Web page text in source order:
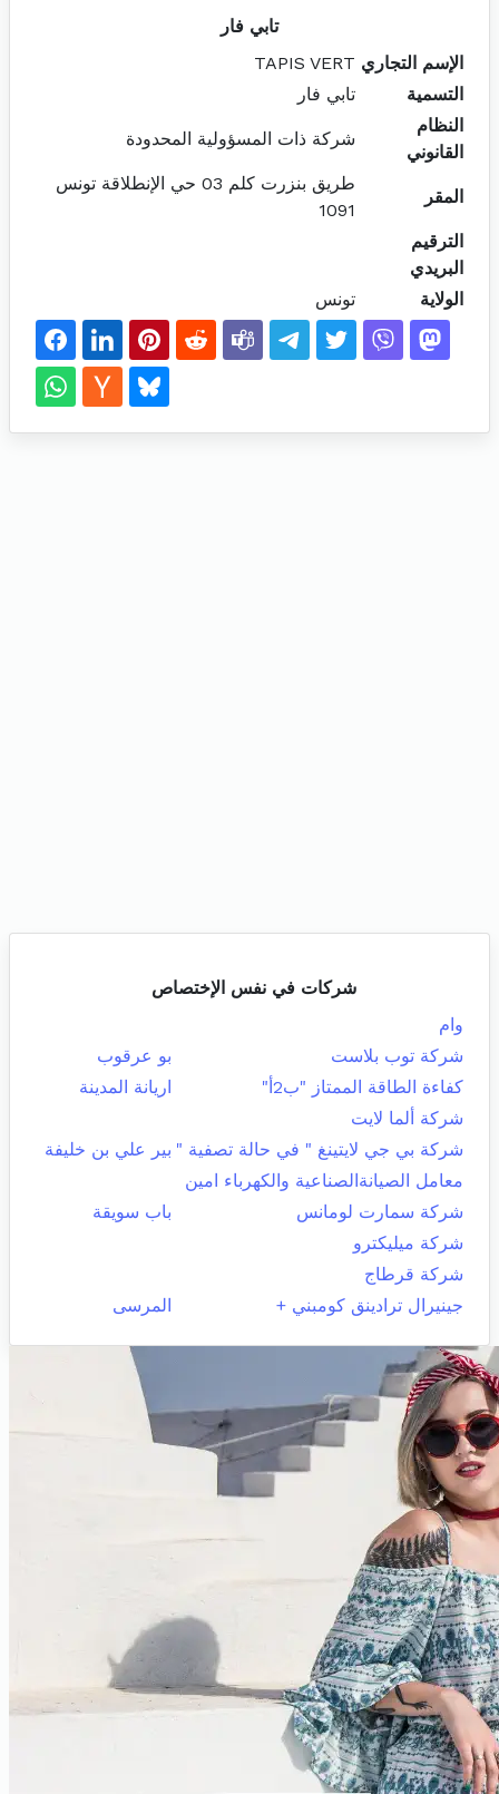
تابي فار
الإسم التجاري TAPIS VERT
التسمية
تابي فار
النظام
القانوني
شركة ذات المسؤولية المحدودة
المقر
طريق بنزرت كلم 03 حي الإنطلاقة تونس
1091
الترقيم
البريدي
الولاية
تونس
شركات في نفس الإختصاص
وام
شركة توب بلاست
بو عرقوب
كفاءة الطاقة الممتاز "ب2أ"
اريانة المدينة
شركة ألما لايت
شركة بي جي لايتينغ " في حالة تصفية " بير علي بن خليفة
معامل الصيانةالصناعية والكهرباء امين
شركة سمارت لومانس
باب سويقة
شركة ميليكترو
شركة قرطاج
جينيرال ترادينق كومبني +
المرسى